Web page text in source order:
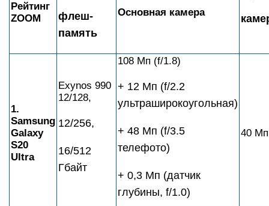
Рейтинг
ZOOM
флеш-
память
Основная камера
1.
Samsung
Galaxy
S20
Ultra
Exynos 990
12/128,
12/256,
16/512
Гбайт
108 Мп (f/1.8)
+ 12 Мп (f/2.2
ультраширокоугольная)
+ 48 Мп (f/3.5
телефото)
+ 0,3 Мп (датчик
глубины, f/1.0)
40